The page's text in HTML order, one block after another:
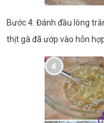
Bước 4: Đánh đầu lòng
thịt gà đã ướp vào hỗn